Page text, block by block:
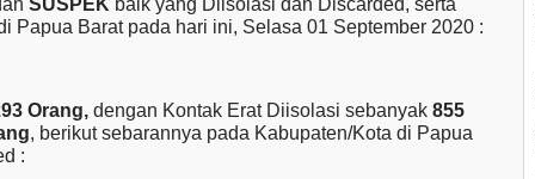
Papua Barat pada hari ini, Selasa 01 September 2020 :
Orang, dengan Kontak Erat Diisolasi sebanyak 855
, berikut sebarannya pada Kabupaten/Kota di Papua
: